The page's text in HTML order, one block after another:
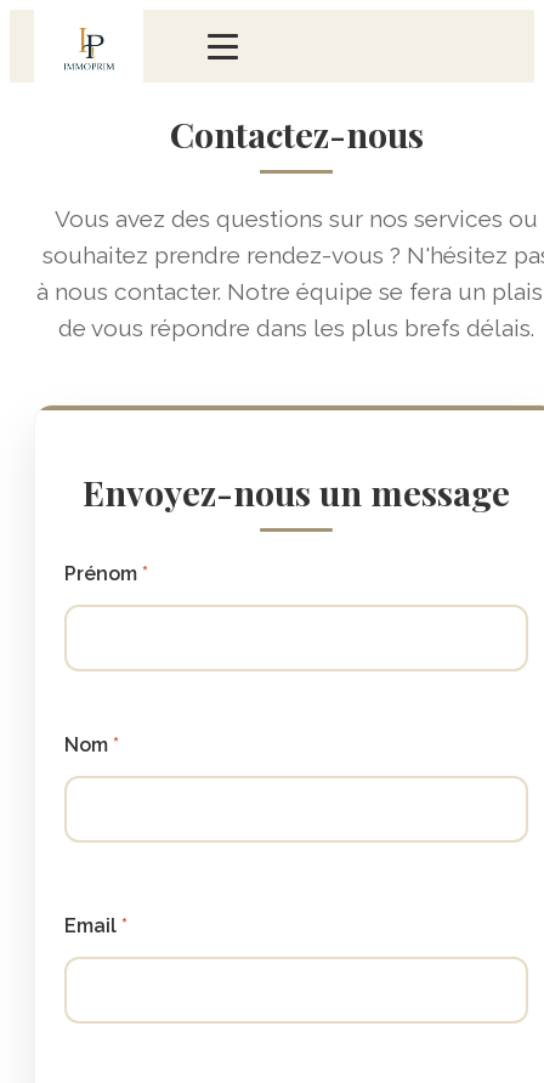
Contactez-nous
Vous avez des questions sur nos services ou
souhaitez prendre rendez-vous ? N'hésitez
à nous contacter. Notre équipe se fera un
de vous répondre dans les plus brefs délais.
Envoyez-nous un message
Prénom
Nom
Email